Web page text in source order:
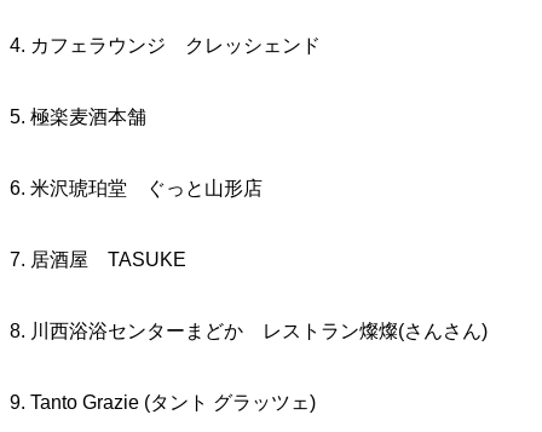
4. カフェラウンジ クレッシェンド
5. 極楽麦酒本舗
6. 米沢琥珀堂 ぐっと山形店
7. 居酒屋 TASUKE
8. 川西浴浴センターまどか レストラン燦燦(さんさん)
9. Tanto Grazie (タント グラッツェ)